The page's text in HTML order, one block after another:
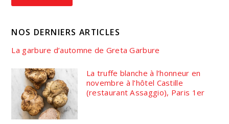
NOS DERNIERS ARTICLES
La garbure d’automne de Greta Garbure
La truffe blanche à l’honneur en
novembre à l’hôtel Castille
(restaurant Assaggio), Paris 1er